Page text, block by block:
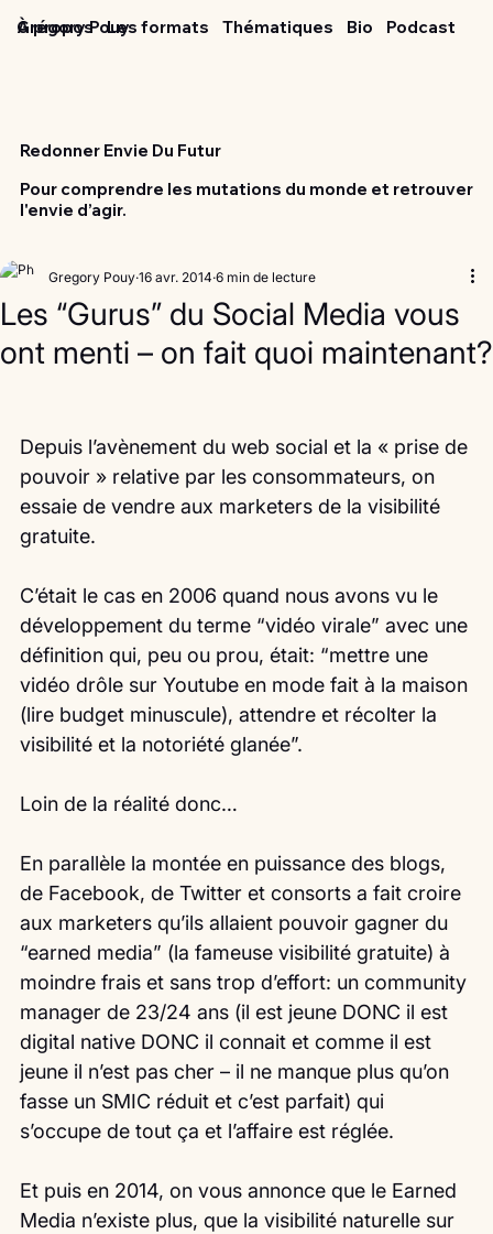
Grégory Pouy
À propos Les formats Thématiques Podcast
Bio
Redonner Envie Du Futur
Pour comprendre les mutations du monde et retrouver
l'envie d’agir.
Les “Gurus” du Social Media vous
ont menti – on fait quoi maintenant?
Gregory Pouy 16 avr. 2014 6 min de lecture
Depuis l’avènement du web social et la « prise de
pouvoir » relative par les consommateurs, on
essaie de vendre aux marketers de la visibilité
gratuite.
C’était le cas en 2006 quand nous avons vu le
développement du terme “vidéo virale” avec une
définition qui, peu ou prou, était: “mettre une
vidéo drôle sur Youtube en mode fait à la maison
(lire budget minuscule), attendre et récolter la
visibilité et la notoriété glanée”.
Loin de la réalité donc…
En parallèle la montée en puissance des blogs,
de Facebook, de Twitter et consorts a fait croire
aux marketers qu’ils allaient pouvoir gagner du
“earned media” (la fameuse visibilité gratuite) à
moindre frais et sans trop d’effort: un community
manager de 23/24 ans (il est jeune DONC il est
digital native DONC il connait et comme il est
jeune il n’est pas cher – il ne manque plus qu’on
fasse un SMIC réduit et c’est parfait) qui
s’occupe de tout ça et l’affaire est réglée.
Et puis en 2014, on vous annonce que le Earned
Media n’existe plus, que la visibilité naturelle sur